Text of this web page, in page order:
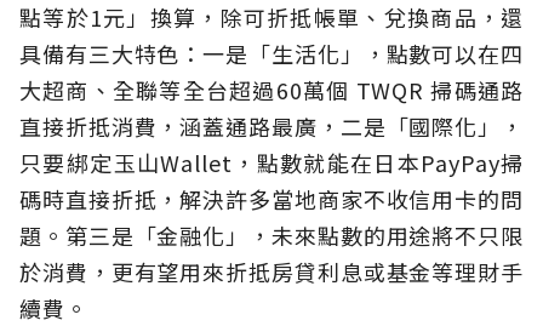
點等於1元」換算，除可折抵帳單、兌換商品，還
具備有三大特色：一是「生活化」，點數可以在四
大超商、全聯等全台超過60萬個 TWQR 掃碼通路
直接折抵消費，涵蓋通路最廣，二是「國際化」，
只要綁定玉山Wallet，點數就能在日本PayPay掃
碼時直接折抵，解決許多當地商家不收信用卡的問
題。第三是「金融化」，未來點數的用途將不只限
於消費，更有望用來折抵房貸利息或基金等理財手
續費。